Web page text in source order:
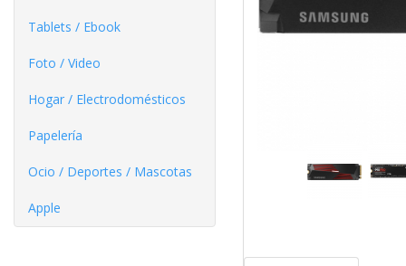
Tablets / Ebook
Foto / Video
Hogar / Electrodomésticos
Papelería
Ocio / Deportes / Mascotas
Apple